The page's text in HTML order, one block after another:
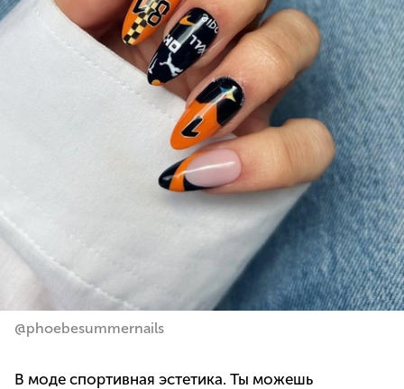
@phoebesummernails
В моде спортивная эстетика. Ты можешь